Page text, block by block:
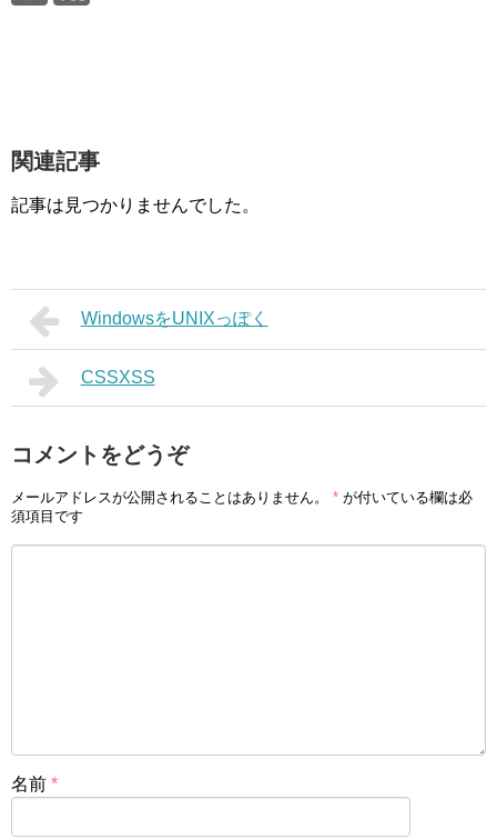
関連記事
記事は見つかりませんでした。
WindowsをUNIXっぽく
CSSXSS
コメントをどうぞ
メールアドレスが公開されることはありません。 * が付いている欄は必
須項目です
名前 *